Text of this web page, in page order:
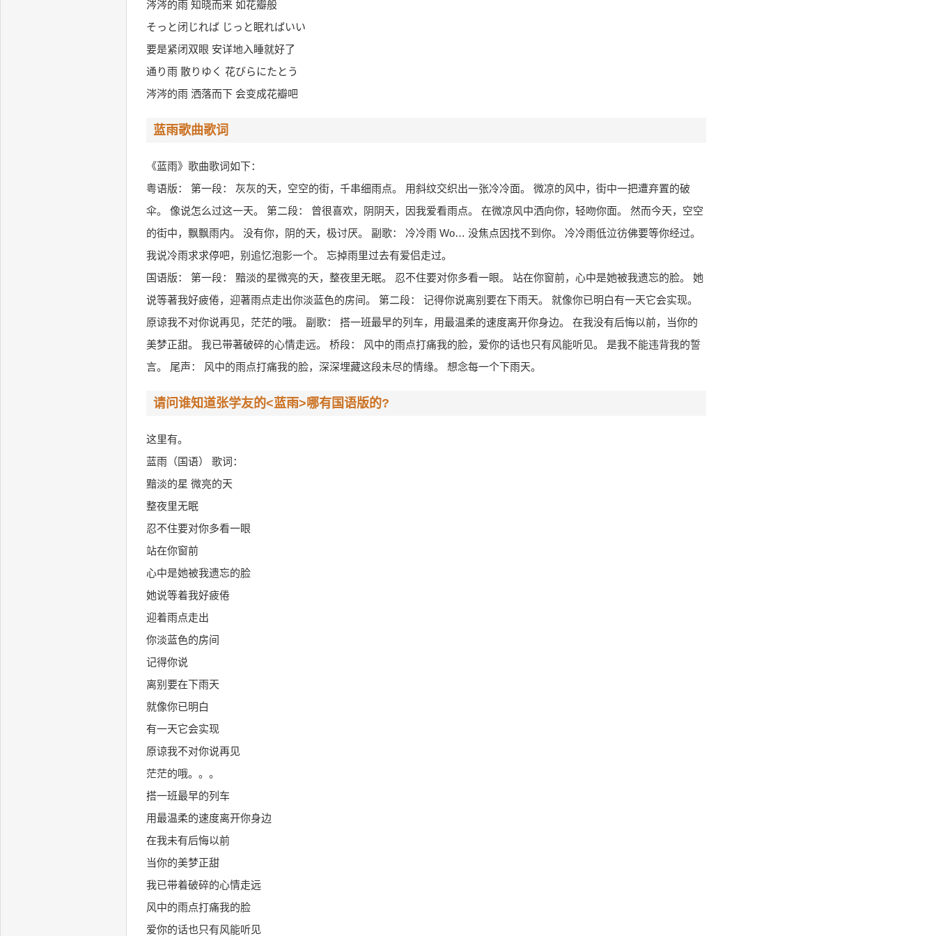
涔涔的雨 知晓而来 如花瓣般
そっと闭じれば じっと眠ればいい
要是紧闭双眼 安详地入睡就好了
通り雨 散りゆく 花びらにたとう
涔涔的雨 洒落而下 会变成花瓣吧
蓝雨歌曲歌词
《蓝雨》歌曲歌词如下：
粤语版： 第一段： 灰灰的天，空空的街，千串细雨点。 用斜纹交织出一张冷冷面。 微凉的风中，街中一把遭弃置的破
伞。 像说怎么过这一天。 第二段： 曾很喜欢，阴阴天，因我爱看雨点。 在微凉风中洒向你，轻吻你面。 然而今天，空空
的街中，飘飘雨内。 没有你，阴的天，极讨厌。 副歌： 冷冷雨 Wo… 没焦点因找不到你。 冷冷雨低泣彷佛要等你经过。
我说冷雨求求停吧，别追忆泡影一个。 忘掉雨里过去有爱侣走过。
国语版： 第一段： 黯淡的星微亮的天，整夜里无眠。 忍不住要对你多看一眼。 站在你窗前，心中是她被我遗忘的脸。 她
说等著我好疲倦，迎著雨点走出你淡蓝色的房间。 第二段： 记得你说离别要在下雨天。 就像你已明白有一天它会实现。
原谅我不对你说再见，茫茫的哦。 副歌： 搭一班最早的列车，用最温柔的速度离开你身边。 在我没有后悔以前，当你的
美梦正甜。 我已带著破碎的心情走远。 桥段： 风中的雨点打痛我的脸，爱你的话也只有风能听见。 是我不能违背我的誓
言。 尾声： 风中的雨点打痛我的脸，深深埋藏这段未尽的情缘。 想念每一个下雨天。
请问谁知道张学友的<蓝雨>哪有国语版的?
这里有。
蓝雨（国语） 歌词：
黯淡的星 微亮的天
整夜里无眠
忍不住要对你多看一眼
站在你窗前
心中是她被我遗忘的脸
她说等着我好疲倦
迎着雨点走出
你淡蓝色的房间
记得你说
离别要在下雨天
就像你已明白
有一天它会实现
原谅我不对你说再见
茫茫的哦。。。
搭一班最早的列车
用最温柔的速度离开你身边
在我未有后悔以前
当你的美梦正甜
我已带着破碎的心情走远
风中的雨点打痛我的脸
爱你的话也只有风能听见